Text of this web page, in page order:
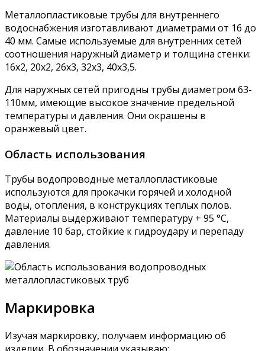
Металлопластиковые трубы для внутреннего
водоснабжения изготавливают диаметрами от 16 до
40 мм. Самые используемые для внутренних сетей
соотношения наружный диаметр и толщина стенки:
16х2, 20х2, 26х3, 32х3, 40х3,5.
Для наружных сетей пригодны трубы диаметром 63-
110мм, имеющие высокое значение предельной
температуры и давления. Они окрашены в
оранжевый цвет.
Область использования
Трубы водопроводные металлопластиковые
используются для прокачки горячей и холодной
воды, отопления, в конструкциях теплых полов.
Материалы выдерживают температуру + 95 °С,
давление 10 бар, стойкие к гидроудару и перепаду
давления.
Маркировка
Изучая маркировку, получаем информацию об